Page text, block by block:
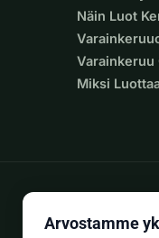
Näin Luot
Varainkeruu
Miksi
Arvostamme